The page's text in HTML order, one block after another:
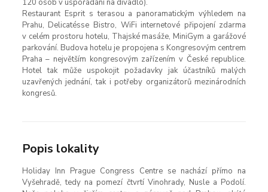
120 osob v uspořádání na divadlo).
Restaurant Esprit s terasou a panoramatickým výhledem na
Prahu, Delicatésse Bistro, WiFi internetové připojení zdarma
v celém prostoru hotelu, Thajské masáže, MiniGym a garážové
parkování. Budova hotelu je propojena s Kongresovým centrem
Praha – největším kongresovým zařízením v České republice.
Hotel tak může uspokojit požadavky jak účastníků malých
uzavřených jednání, tak i potřeby organizátorů mezinárodních
kongresů.
Popis lokality
Holiday Inn Prague Congress Centre se nachází přímo na
Vyšehradě, tedy na pomezí čtvrtí Vinohrady, Nusle a Podolí.